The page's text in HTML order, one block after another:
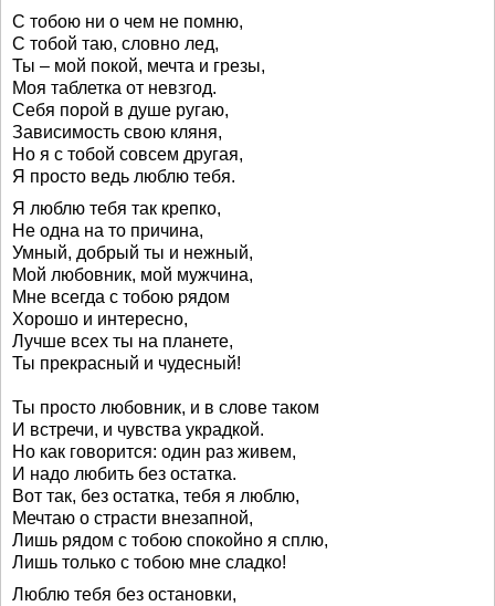
С тобою ни о чем не помню,
С тобой таю, словно лед,
Ты – мой покой, мечта и грезы,
Моя таблетка от невзгод.
Себя порой в душе ругаю,
Зависимость свою кляня,
Но я с тобой совсем другая,
Я просто ведь люблю тебя.
Я люблю тебя так крепко,
Не одна на то причина,
Умный, добрый ты и нежный,
Мой любовник, мой мужчина,
Мне всегда с тобою рядом
Хорошо и интересно,
Лучше всех ты на планете,
Ты прекрасный и чудесный!
Ты просто любовник, и в слове таком
И встречи, и чувства украдкой.
Но как говорится: один раз живем,
И надо любить без остатка.
Вот так, без остатка, тебя я люблю,
Мечтаю о страсти внезапной,
Лишь рядом с тобою спокойно я сплю,
Лишь только с тобою мне сладко!
Люблю тебя без остановки,